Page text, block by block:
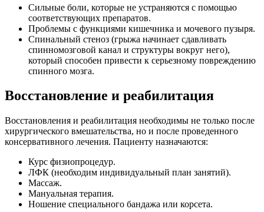
Сильные боли, которые не устраняются с помощью
соответствующих препаратов.
Проблемы с функциями кишечника и мочевого пузыря.
Спинальный стеноз (грыжа начинает сдавливать
спинномозговой канал и структуры вокруг него),
который способен привести к серьезному повреждению
спинного мозга.
Восстановление и реабилитация
Восстановления и реабилитация необходимы не только после
хирургического вмешательства, но и после проведенного
консервативного лечения. Пациенту назначаются:
Курс физиопроцедур.
ЛФК (необходим индивидуальный план занятий).
Массаж.
Мануальная терапия.
Ношение специального бандажа или корсета.